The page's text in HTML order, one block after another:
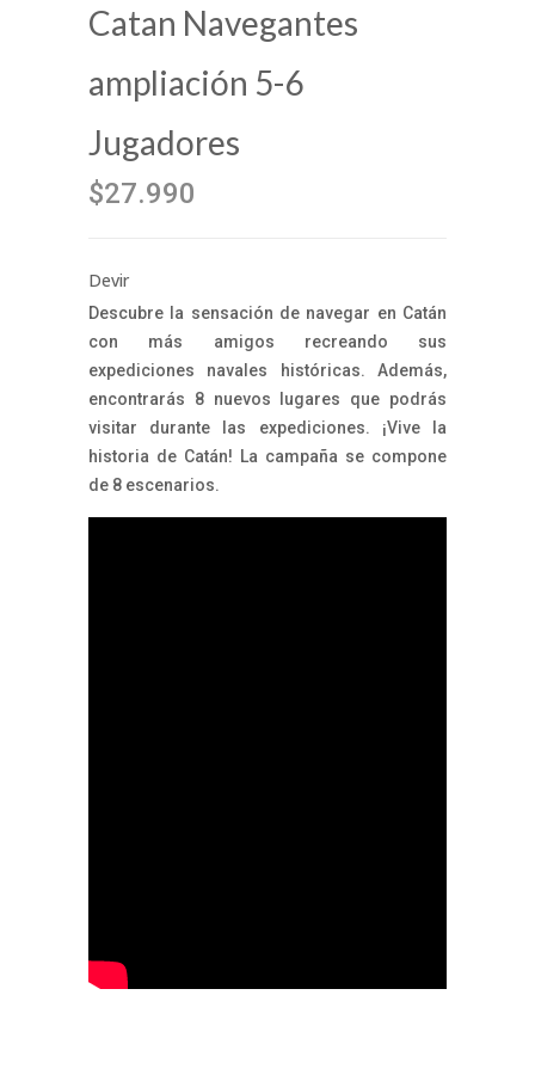
Catan Navegantes
ampliación 5-6
Jugadores
$27.990
Devir
Descubre la sensación de navegar en Catán
con más amigos recreando sus
expediciones navales históricas. Además,
encontrarás 8 nuevos lugares que podrás
visitar durante las expediciones. ¡Vive la
historia de Catán! La campaña se compone
de 8 escenarios.